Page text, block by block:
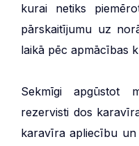
kurai netiks
pārskaitījumu uz
laikā pēc apmācības
Sekmīgi apgūstot
rezervisti dos
karavīra apliecību